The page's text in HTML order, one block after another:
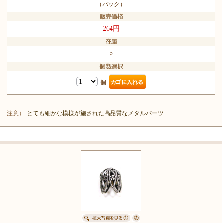
（パック）
264円
○
個
注意） とても細かな模様が施された高品質なメタルパーツ